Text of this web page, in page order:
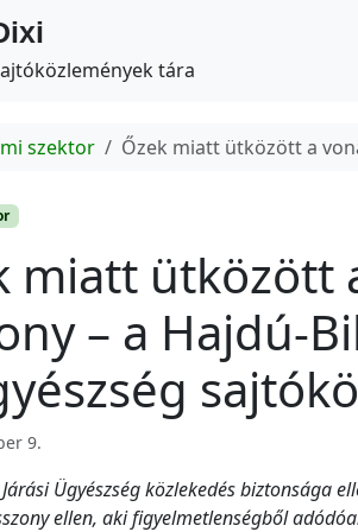
tára
szektor Őzek miatt ütközött a
miatt ütközött
– a Hajdú-
9.
Ügyészség közlekedés biztonsága
ellen, aki figyelmetlenségből